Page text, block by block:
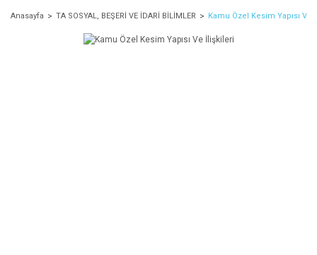
Anasayfa TA SOSYAL, BEŞERİ VE İDARİ BİLİMLER Kamu Özel Kesim Yapısı Ve